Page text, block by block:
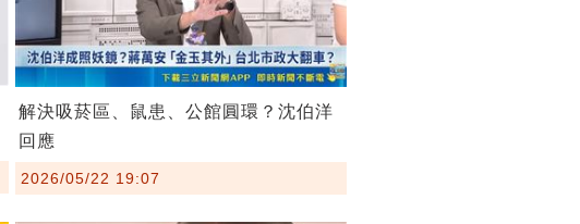
解決吸菸區、鼠患、公館圓環？沈伯洋
回應
2026/05/22 19:07